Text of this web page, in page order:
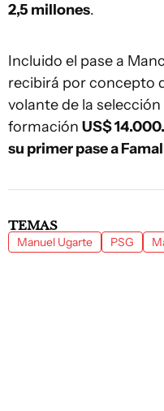
2,5 millones.
Incluido el pase a
recibirá por concepto
volante de la
formación US$
su primer pase a
TEMAS
Manuel Ugarte PSG